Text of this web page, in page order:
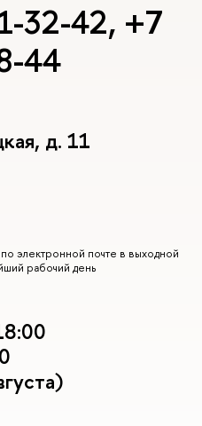
32-42, +7
44
д. 11
электронной почте в выходной
рабочий день